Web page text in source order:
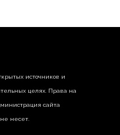
источников и
целях. Права на
сайта
несет.